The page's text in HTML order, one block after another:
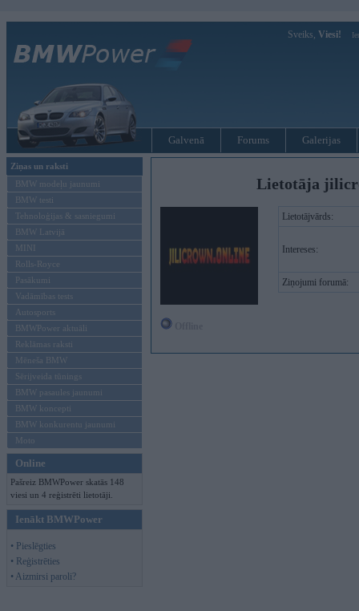
Sveiks, Viesi!
Galvenā Forums Galerijas
Ziņas un raksti
BMW modeļu jaunumi
BMW testi
Tehnoloģijas & sasniegumi
BMW Latvijā
MINI
Rolls-Royce
Pasākumi
Vadāmības tests
Autosports
BMWPower aktuāli
Reklāmas raksti
Mēneša BMW
Sērijveida tūnings
BMW pasaules jaunumi
BMW koncepti
BMW konkurentu jaunumi
Moto
Online
Pašreiz BMWPower skatās 148
viesi un 4 reģistrēti lietotāji.
Ienākt BMWPower
• Pieslēgties
• Reģistrēties
• Aizmirsi paroli?
Lietotāja
Lietotājvārds:
Intereses:
Ziņojumi forumā: